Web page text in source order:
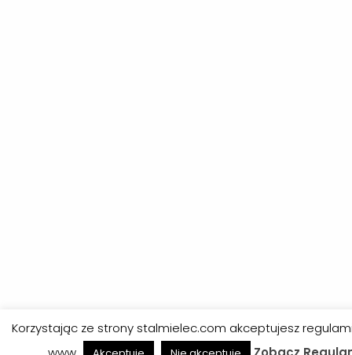
Korzystając ze strony stalmielec.com akceptujesz